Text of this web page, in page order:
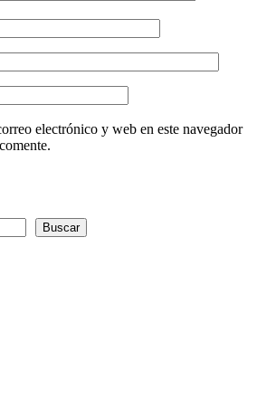
electrónico y web en este navegador
Buscar